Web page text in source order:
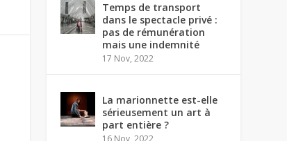
Temps de transport
dans le spectacle privé :
pas de rémunération
mais une indemnité
17 Nov, 2022
La marionnette est-elle
sérieusement un art à
part entière ?
16 Nov, 2022